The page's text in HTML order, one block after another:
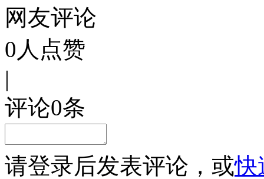
网友评论
0 人点赞
|
评论0条
请登录后发表评论，或快